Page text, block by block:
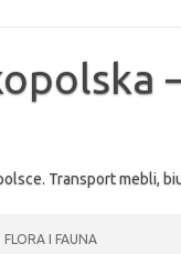
Transport mebli,
FLORA I FAUNA